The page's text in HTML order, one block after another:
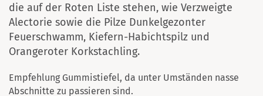
die auf der Roten Liste stehen, wie Verzweigte
Alectorie sowie die Pilze Dunkelgezonter
Feuerschwamm, Kiefern-Habichtspilz und
Orangeroter Korkstachling.
Empfehlung Gummistiefel, da unter Umständen nasse
Abschnitte zu passieren sind.